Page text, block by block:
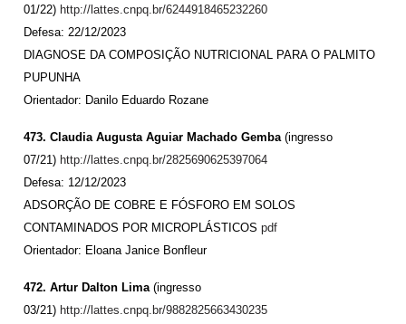
01/22) http://lattes.cnpq.br/6244918465232260
Defesa: 22/12/2023
DIAGNOSE DA COMPOSIÇÃO NUTRICIONAL PARA O PALMITO
PUPUNHA
Orientador: Danilo Eduardo Rozane
473. Claudia Augusta Aguiar Machado Gemba (ingresso
07/21) http://lattes.cnpq.br/2825690625397064
Defesa: 12/12/2023
ADSORÇÃO DE COBRE E FÓSFORO EM SOLOS
CONTAMINADOS POR MICROPLÁSTICOS pdf
Orientador: Eloana Janice Bonfleur
472. Artur Dalton Lima (ingresso
03/21) http://lattes.cnpq.br/9882825663430235